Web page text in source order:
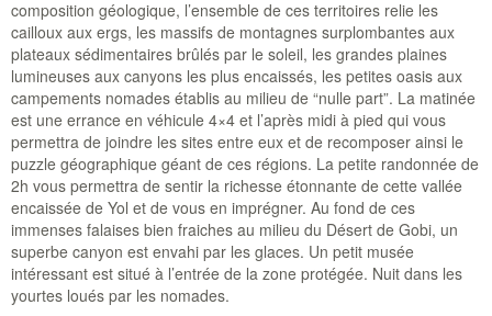
composition géologique, l’ensemble de ces territoires relie les
cailloux aux ergs, les massifs de montagnes surplombantes aux
plateaux sédimentaires brûlés par le soleil, les grandes plaines
lumineuses aux canyons les plus encaissés, les petites oasis aux
campements nomades établis au milieu de “nulle part”. La matinée
est une errance en véhicule 4×4 et l’après midi à pied qui vous
permettra de joindre les sites entre eux et de recomposer ainsi le
puzzle géographique géant de ces régions. La petite randonnée de
2h vous permettra de sentir la richesse étonnante de cette vallée
encaissée de Yol et de vous en imprégner. Au fond de ces
immenses falaises bien fraiches au milieu du Désert de Gobi, un
superbe canyon est envahi par les glaces. Un petit musée
intéressant est situé à l’entrée de la zone protégée. Nuit dans les
yourtes loués par les nomades.